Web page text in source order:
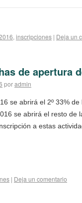
, inscripciones | Deja un
de apertura
poradmin
se abrirá el 2º 33%
se abrirá el resto de
a estas
| Deja un comentario